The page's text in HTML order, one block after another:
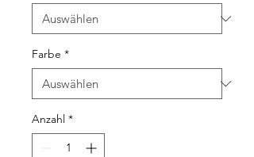
Farbe *
Anzahl *